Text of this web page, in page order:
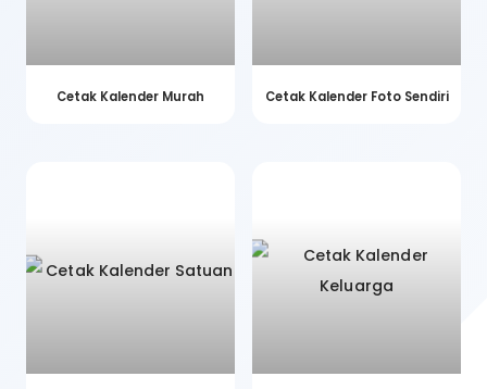
Cetak Kalender Murah Cetak Kalender Foto Sendiri